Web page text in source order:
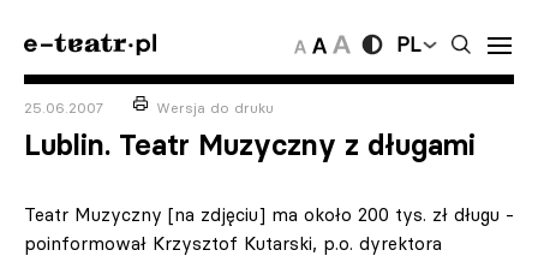
PL
25.06.2007 Wersja do druku
Lublin. Teatr Muzyczny z długami
Teatr Muzyczny [na zdjęciu] ma około 200 tys. zł długu -
poinformował Krzysztof Kutarski, p.o. dyrektora